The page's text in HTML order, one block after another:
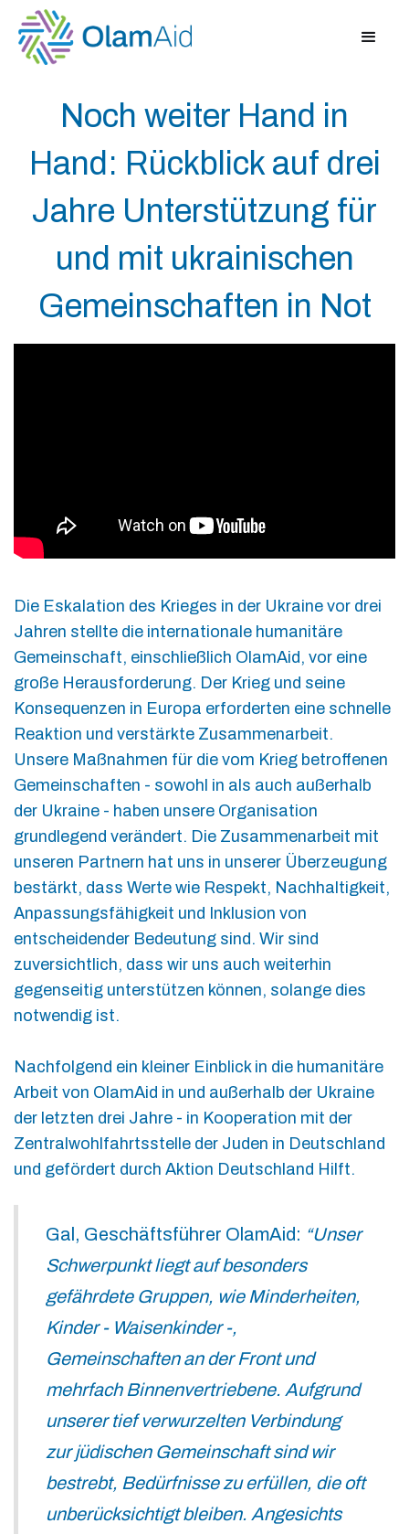
Noch weiter Hand in
Hand: Rückblick auf drei
Jahre Unterstützung für
und mit ukrainischen
Gemeinschaften in Not
Die Eskalation des Krieges in der Ukraine vor drei
Jahren stellte die internationale humanitäre
Gemeinschaft, einschließlich OlamAid, vor eine
große Herausforderung. Der Krieg und seine
Konsequenzen in Europa erforderten eine schnelle
Reaktion und verstärkte Zusammenarbeit.
Unsere Maßnahmen für die vom Krieg betroffenen
Gemeinschaften - sowohl in als auch außerhalb
der Ukraine - haben unsere Organisation
grundlegend verändert. Die Zusammenarbeit mit
unseren Partnern hat uns in unserer Überzeugung
bestärkt, dass Werte wie Respekt, Nachhaltigkeit,
Anpassungsfähigkeit und Inklusion von
entscheidender Bedeutung sind. Wir sind
zuversichtlich, dass wir uns auch weiterhin
gegenseitig unterstützen können, solange dies
notwendig ist.
Nachfolgend ein kleiner Einblick in die humanitäre
Arbeit von OlamAid in und außerhalb der Ukraine
der letzten drei Jahre - in Kooperation mit der
Zentralwohlfahrtsstelle der Juden in Deutschland
und gefördert durch Aktion Deutschland Hilft.
Gal, Geschäftsführer OlamAid: “Unser
Schwerpunkt liegt auf besonders
gefährdete Gruppen, wie Minderheiten,
Kinder - Waisenkinder -,
Gemeinschaften an der Front und
mehrfach Binnenvertriebene. Aufgrund
unserer tief verwurzelten Verbindung
zur jüdischen Gemeinschaft sind wir
bestrebt, Bedürfnisse zu erfüllen, die oft
unberücksichtigt bleiben. Angesichts